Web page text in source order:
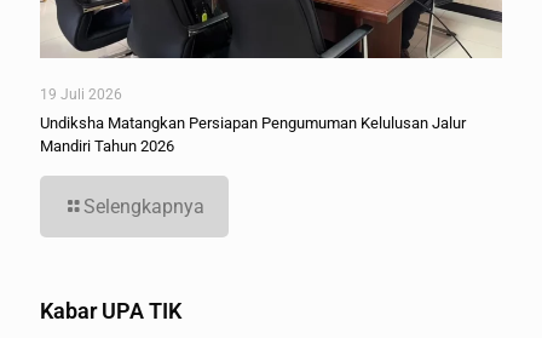
19 Juli 2026
Undiksha Matangkan Persiapan Pengumuman Kelulusan Jalur
Mandiri Tahun 2026
Selengkapnya
Kabar UPA TIK